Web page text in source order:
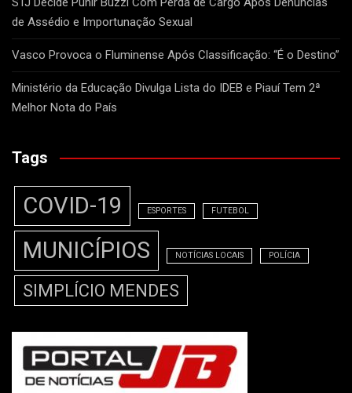
de Assédio e Importunação Sexual
Vasco Provoca o Fluminense Após Classificação: “É o Destino”
Ministério da Educação Divulga Lista do IDEB e Piauí Tem 2ª
Melhor Nota do País
Tags
COVID-19 ESPORTES FUTEBOL
MUNICÍPIOS NOTÍCIAS LOCAIS POLÍCIA
SIMPLÍCIO MENDES